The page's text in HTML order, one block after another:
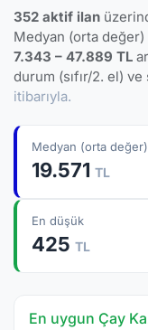
352 aktif ilan
Medyan (orta değer)
7.343 – 47.889 TL
durum (sıfır/2. el) ve
itibarıyla.
Medyan (orta değer)
19.571 TL
En düşük
425 TL
En uygun Çay